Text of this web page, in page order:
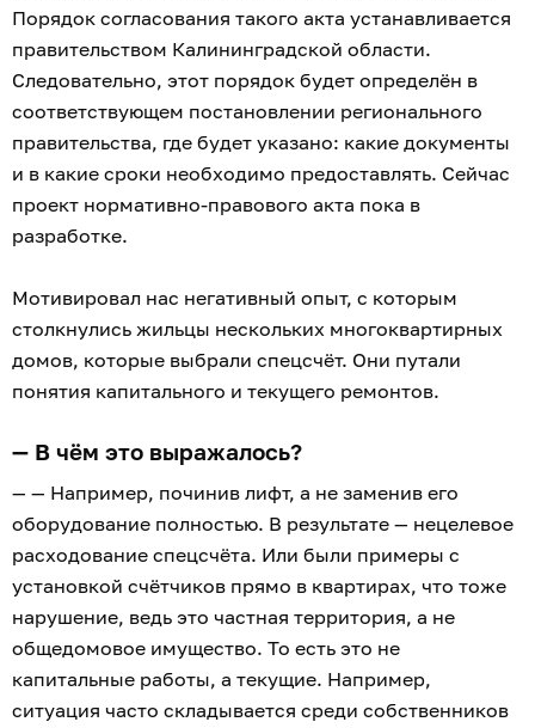
Порядок согласования такого акта устанавливается
правительством Калининградской области.
Следовательно, этот порядок будет определён в
соответствующем постановлении регионального
правительства, где будет указано: какие документы
и в какие сроки необходимо предоставлять. Сейчас
проект нормативно-правового акта пока в
разработке.
Мотивировал нас негативный опыт, с которым
столкнулись жильцы нескольких многоквартирных
домов, которые выбрали спецсчёт. Они путали
понятия капитального и текущего ремонтов.
— В чём это выражалось?
— — Например, починив лифт, а не заменив его
оборудование полностью. В результате — нецелевое
расходование спецсчёта. Или были примеры с
установкой счётчиков прямо в квартирах, что тоже
нарушение, ведь это частная территория, а не
общедомовое имущество. То есть это не
капитальные работы, а текущие. Например,
ситуация часто складывается среди собственников